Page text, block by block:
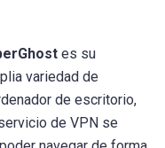
es su
variedad de
de escritorio,
de VPN se